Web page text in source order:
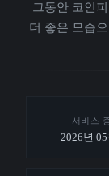
그동안 코인
더 좋은 모습
서비스
2026년